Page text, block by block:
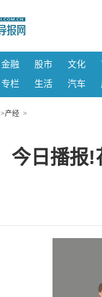
金融 股市 文化
专栏 生活 汽车
>产经 >
今日播报!